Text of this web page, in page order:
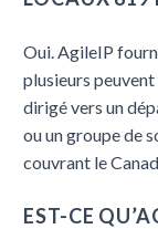
Oui. AgileIP
plusieurs
dirigé vers un
ou un groupe de
couvrant le
EST-CE